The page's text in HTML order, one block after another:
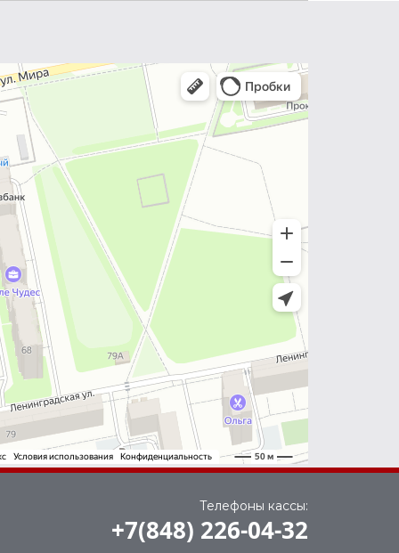
Телефоны кассы:
+7(848) 226-04-32